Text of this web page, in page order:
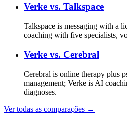
Verke vs. Talkspace
Talkspace is messaging with a
coaching with five specialists,
Verke vs. Cerebral
Cerebral is online therapy plus
management; Verke is AI
diagnoses.
Ver todas as comparações →